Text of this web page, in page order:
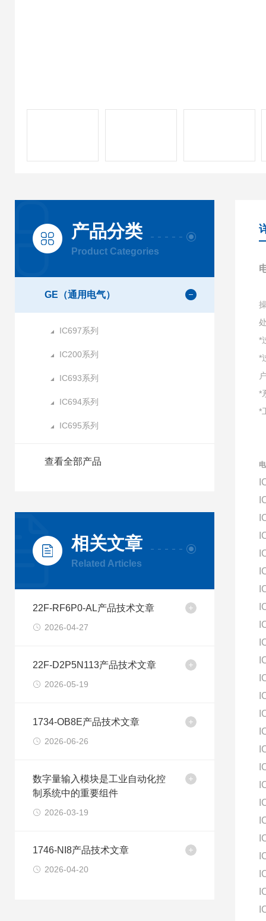
产品分类
Product Categories
GE（通用电气）
IC697系列
IC200系列
IC693系列
IC694系列
IC695系列
查看全部产品
相关文章
Related Articles
22F-RF6P0-AL产品技术文章
2026-04-27
22F-D2P5N113产品技术文章
2026-05-19
1734-OB8E产品技术文章
2026-06-26
数字量输入模块是工业自动化控
制系统中的重要组件
2026-03-19
1746-NI8产品技术文章
2026-04-20
*
*
*
*